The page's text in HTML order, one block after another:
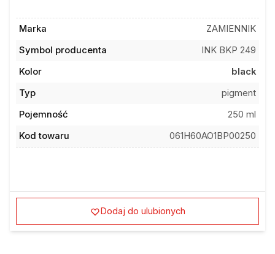
Marka
ZAMIENNIK
Symbol producenta
INK BKP 249
Kolor
black
Typ
pigment
Pojemność
250 ml
Kod towaru
061H60AO1BP00250
Dodaj do ulubionych